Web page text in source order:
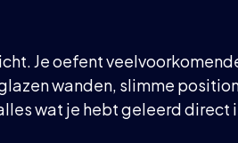
Je oefent
wanden, slimme
wat je hebt geleerd direct